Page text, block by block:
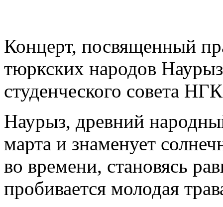
Концерт, посвященный
тюркских народов
студенческого совета
Наурыз, древний
марта и знаменует
во времени, становясь
пробивается молодая